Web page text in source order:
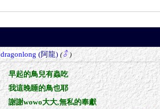
dragonlong(阿龍) ( )
早起的鳥兒有蟲吃
我這晚睡的鳥也耶
謝謝wowo大大,無私的奉獻